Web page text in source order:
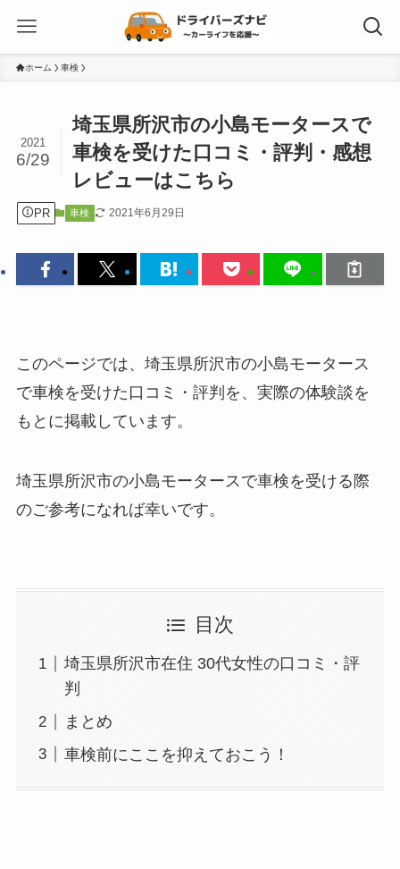
ホーム 車検
埼玉県所沢市の小島モータースで
車検を受けた口コミ・評判・感想
レビューはこちら
2021
6/29
PR 車検 2021年6月29日
このページでは、埼玉県所沢市の小島モータース
で車検を受けた口コミ・評判を、実際の体験談を
もとに掲載しています。
埼玉県所沢市の小島モータースで車検を受ける際
のご参考になれば幸いです。
目次
埼玉県所沢市在住 30代女性の口コミ・評
判
まとめ
車検前にここを抑えておこう！